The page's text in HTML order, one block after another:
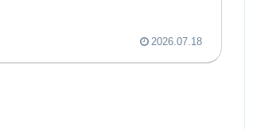
2026.07.18